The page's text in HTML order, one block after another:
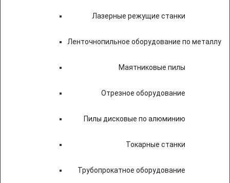
Лазерные режущие станки
Ленточнопильное оборудование по металлу
Маятниковые пилы
Отрезное оборудование
Пилы дисковые по алюминию
Токарные станки
Трубопрокатное оборудование